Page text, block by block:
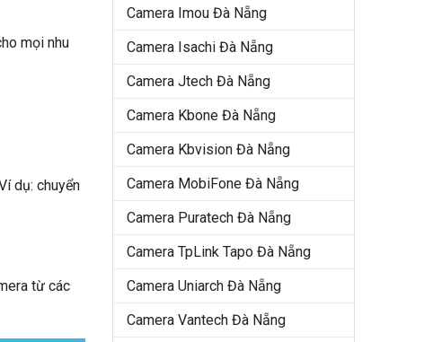
mọi nhu
dụ: chuyển
từ các
Camera Imou Đà Nẵng
Camera Isachi Đà Nẵng
Camera Jtech Đà Nẵng
Camera Kbone Đà Nẵng
Camera Kbvision Đà Nẵng
Camera MobiFone Đà Nẵng
Camera Puratech Đà Nẵng
Camera TpLink Tapo Đà Nẵng
Camera Uniarch Đà Nẵng
Camera Vantech Đà Nẵng